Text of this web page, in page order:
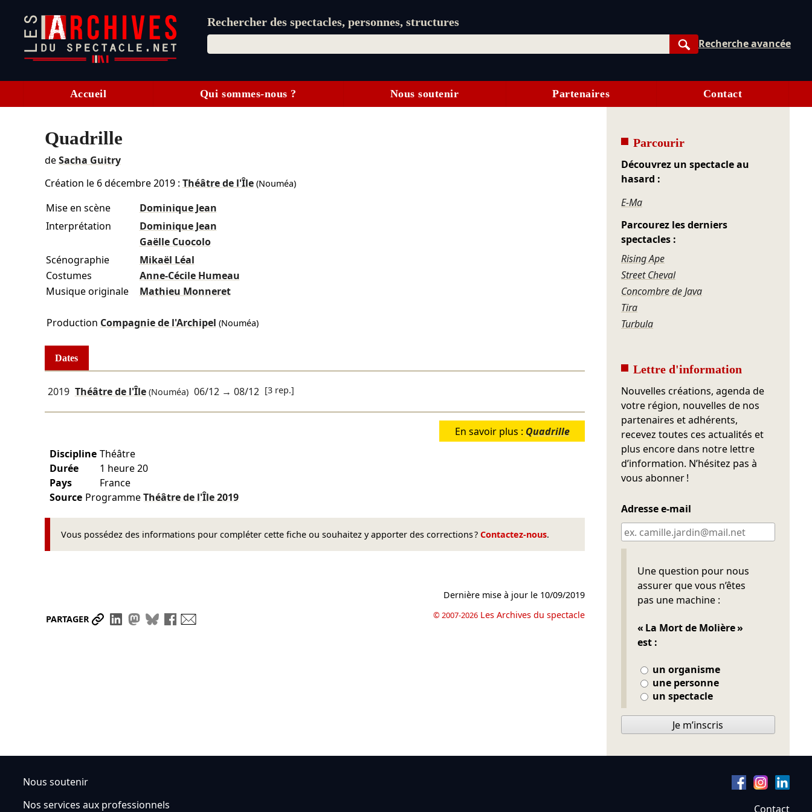
Rechercher des spectacles, personnes, structures
Rechercher
Recherche avancée
Accueil Qui sommes-nous ? Nous soutenir Partenaires Contact
Quadrille
deSacha Guitry
Création le 6 décembre 2019: Théâtre de l'Île(Nouméa)
Mise en scène
Dominique Jean
Interprétation
Dominique Jean
Gaëlle Cuocolo
Scénographie
Mikaël Léal
Costumes
Anne-Cécile Humeau
Musique originale
Mathieu Monneret
Production Compagnie de l'Archipel (Nouméa)
Dates
2019 Théâtre de l'Île(Nouméa) 06/12→ 08/12 [3 rep.]
En savoir plus : Quadrille
Discipline Théâtre
Durée
1 heure 20
Pays
France
Source ProgrammeThéâtre de l'Île2019
Vous possédez des informations pour compléter cette fiche ou souhaitez y apporter des corrections ? Contactez-nous.
PARTAGER Partager le lien
Partager sur LinkedIn
Partager sur Mastodon
Partager sur Bluesky
Partager sur Facebook
Dernière mise à jour le 10/09/2019
© 2007-2026 Les Archives du spectacle
Parcourir
Découvrez un spectacle au
hasard :
E-Ma
Parcourez les derniers
spectacles :
Rising Ape
Street Cheval
Concombre de Java
Tira
Turbula
Lettre d'information
Nouvelles créations, agenda de
votre région, nouvelles de nos
partenaires et adhérents,
recevez toutes ces actualités et
plus encore dans notre lettre
d’information. N’hésitez pas à
vous abonner !
Adresse e-mail
Une question pour nous
assurer que vous n’êtes
pas une machine :
« La Mort de Molière »
est :
un organisme
une personne
un spectacle
Ne pas remplir
Je m’inscris
Nous soutenir
Nos services aux professionnels
Contact